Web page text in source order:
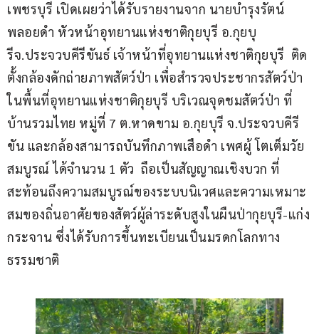
เพชรบุรี เปิดเผยว่าได้รับรายงานจาก นายบำรุงรัตน์
พลอยดำ หัวหน้าอุทยานแห่งชาติกุยบุรี อ.กุยบุ
รีจ.ประจวบคีรีขันธ์ เจ้าหน้าที่อุทยานแห่งชาติกุยบุรี  ติด
ตั้งกล้องดักถ่ายภาพสัตว์ป่า เพื่อสำรวจประชากรสัตว์ป่า
ในพื้นที่อุทยานแห่งชาติกุยบุรี บริเวณจุดชมสัตว์ป่า ที่
บ้านรวมไทย หมู่ที่ 7 ต.หาดขาม อ.กุยบุรี จ.ประจวบคีรี
ขัน และกล้องสามารถบันทึกภาพเสือดำ เพศผู้ โตเต็มวัย
สมบูรณ์ ได้จำนวน 1 ตัว  ถือเป็นสัญญาณเชิงบวก ที่
สะท้อนถึงความสมบูรณ์ของระบบนิเวศและความเหมาะ
สมของถิ่นอาศัยของสัตว์ผู้ล่าระดับสูงในผืนป่ากุยบุรี-แก่ง
กระจาน ซึ่งได้รับการขึ้นทะเบียนเป็นมรดกโลกทาง
ธรรมชาติ